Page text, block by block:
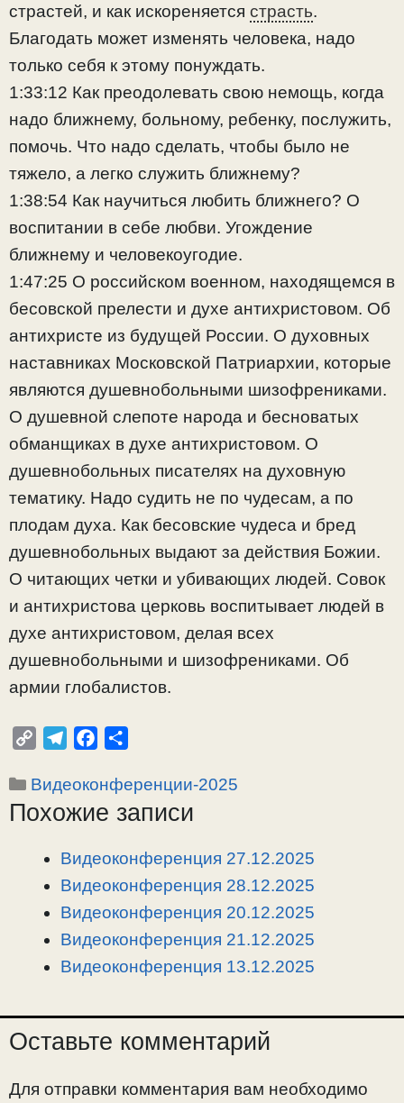
страстей, и как искореняется страсть.
Благодать может изменять человека, надо
только себя к этому понуждать.
1:33:12 Как преодолевать свою немощь, когда
надо ближнему, больному, ребенку, послужить,
помочь. Что надо сделать, чтобы было не
тяжело, а легко служить ближнему?
1:38:54 Как научиться любить ближнего? О
воспитании в себе любви. Угождение
ближнему и человекоугодие.
1:47:25 О российском военном, находящемся в
бесовской прелести и духе антихристовом. Об
антихристе из будущей России. О духовных
наставниках Московской Патриархии, которые
являются душевнобольными шизофрениками.
О душевной слепоте народа и бесноватых
обманщиках в духе антихристовом. О
душевнобольных писателях на духовную
тематику. Надо судить не по чудесам, а по
плодам духа. Как бесовские чудеса и бред
душевнобольных выдают за действия Божии.
О читающих четки и убивающих людей. Совок
и антихристова церковь воспитывает людей в
духе антихристовом, делая всех
душевнобольными и шизофрениками. Об
армии глобалистов.
p
y
l
e
r
a
c
e
o
п
р
в
Рубрики
Видеоконференции-2025
Похожие записи
Видеоконференция 27.12.2025
Видеоконференция 28.12.2025
Видеоконференция 20.12.2025
Видеоконференция 21.12.2025
Видеоконференция 13.12.2025
Оставьте комментарий
Для отправки комментария вам необходимо